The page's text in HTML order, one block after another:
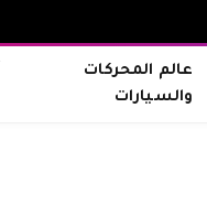
عالم المحركات
والسيارات